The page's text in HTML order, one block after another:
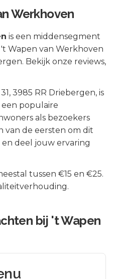
Werkhoven
is een middensegment
't Wapen van Werkhoven
Bekijk onze reviews,
, 3985 RR Driebergen, is
een populaire
als bezoekers
van de eersten om dit
deel jouw ervaring
tussen €15 en €25.
bij 't Wapen